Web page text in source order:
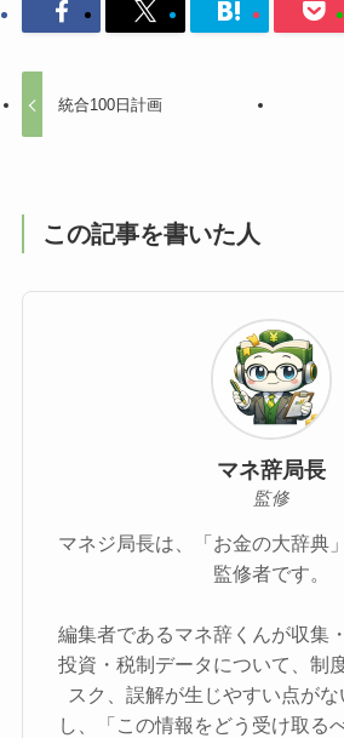
統合100日計画
この記事を書いた人
マネ辞局長
監修
マネジ局長は、「お金の大辞典
監修者です。
編集者であるマネ辞くんが収集
投資・税制データについて、制
スク、誤解が生じやすい点が
し、「この情報をどう受け取る